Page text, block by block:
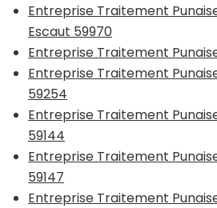
Entreprise Traitement
Escaut 59970
Entreprise Traitement
Entreprise Traitement
59254
Entreprise Traitement
59144
Entreprise Traitement
59147
Entreprise Traitement